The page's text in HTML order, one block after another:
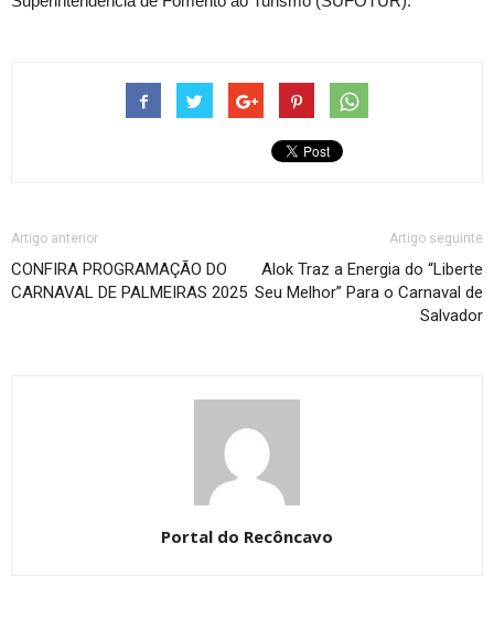
Artigo anterior
CONFIRA PROGRAMAÇÃO DO
CARNAVAL DE PALMEIRAS 2025
Artigo seguinte
Alok Traz a Energia do “Liberte
Seu Melhor” Para o Carnaval de
Salvador
Portal do Recôncavo